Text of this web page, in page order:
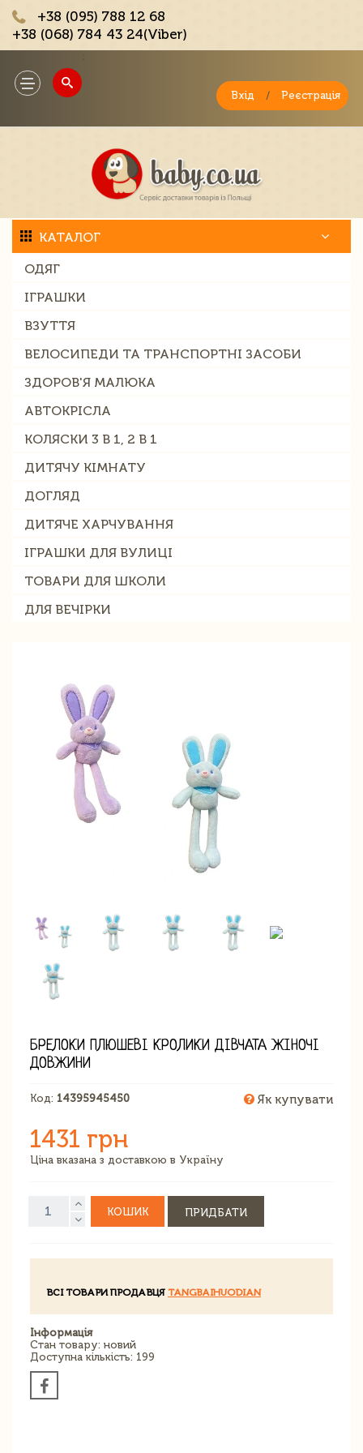
+38 (095) 788 12 68
+38 (068) 784 43 24(Viber)
Toggle
navigation
Вхід / Реєстрація
КАТАЛОГ
ОДЯГ
ІГРАШКИ
ВЗУТТЯ
ВЕЛОСИПЕДИ ТА ТРАНСПОРТНІ ЗАСОБИ
ЗДОРОВ'Я МАЛЮКА
АВТОКРІСЛА
КОЛЯСКИ 3 В 1, 2 В 1
ДИТЯЧУ КІМНАТУ
ДОГЛЯД
ДИТЯЧЕ ХАРЧУВАННЯ
ІГРАШКИ ДЛЯ ВУЛИЦІ
ТОВАРИ ДЛЯ ШКОЛИ
ДЛЯ ВЕЧІРКИ
БРЕЛОКИ ПЛЮШЕВІ КРОЛИКИ ДІВЧАТА ЖІНОЧІ
ДОВЖИНИ
Код: 14395945450 Як купувати
1431 грн
Ціна вказана з доставкою в Україну
КОШИК ПРИДБАТИ
ВСІ ТОВАРИ ПРОДАВЦЯ TANGBAIHUODIAN
Інформація
Стан товару: новий
Доступна кількість: 199